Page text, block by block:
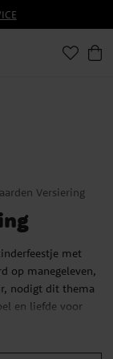
Versiering
met
op manegeleven,
nodigt dit thema
en liefde voor
zorgen